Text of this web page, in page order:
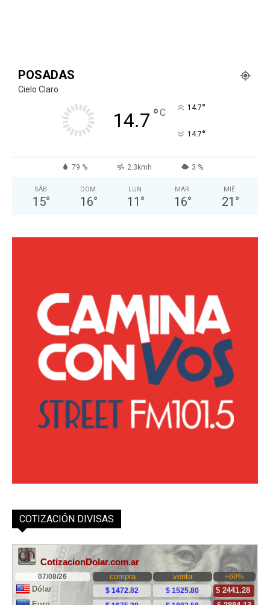
POSADAS
Cielo Claro
14.7 °C 14.7°
14.7°
79 % 2.3kmh 3 %
SÁB
15°
DOM
16°
LUN
11 °
MAR
16°
MIÉ
21 °
COTIZACIÓN DIVISAS